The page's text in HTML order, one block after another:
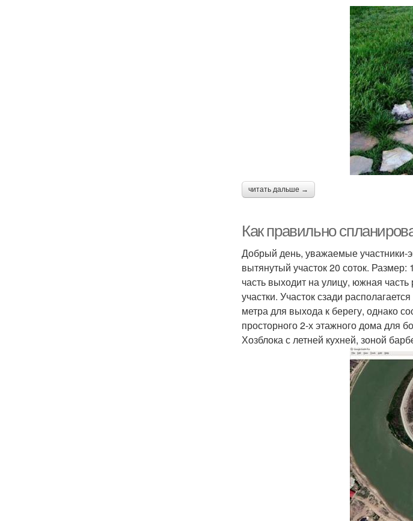
читать дальше →
Как правильно
Добрый день, уважаемые участники-
вытянутый участок 20 соток.
часть выходит на улицу, южная
участки. Участок сзади
метра для выхода к берегу, однако
просторного 2-х этажного дома для
Хозблока с летней кухней, зоной